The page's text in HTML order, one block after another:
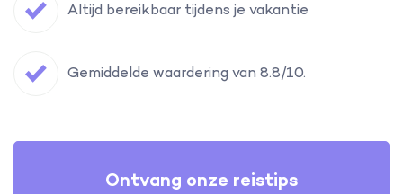
Altijd bereikbaar tijdens je vakantie
Gemiddelde waardering van 8.8/10.
Ontvang onze reistips